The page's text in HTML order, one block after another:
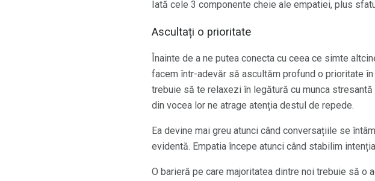
Iată cele 3 componente cheie ale empatiei, plus
Ascultați o prioritate
Înainte de a ne putea conecta cu ceea ce simte
facem într-adevăr să ascultăm profund o prioritate
trebuie să te relaxezi în legătură cu munca
din vocea lor ne atrage atenția destul de repede.
Ea devine mai greu atunci când conversațiile se
evidentă. Empatia începe atunci când stabilim
O barieră pe care majoritatea dintre noi trebuie să